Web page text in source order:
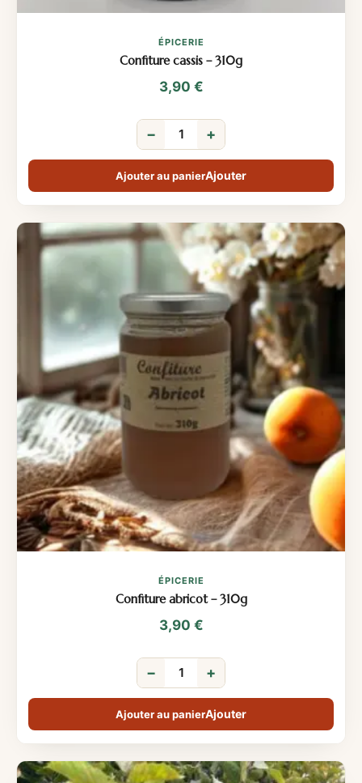
ÉPICERIE
Confiture cassis – 310g
3,90 €
− +
Ajouter au panier
ÉPICERIE
Confiture abricot – 310g
3,90 €
− +
Ajouter au panier